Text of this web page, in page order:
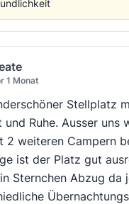
1 Monat
Stellplatz
und Ruhe. Ausser uns
2 weiteren Campern
ist der Platz gut
Sternchen Abzug da